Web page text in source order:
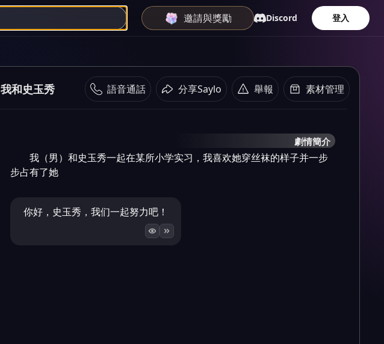
邀請與獎勵 Discord 登入
我和史玉秀 語音通話 分享Saylo 舉報 素材管理
劇情簡介
我（男）和史玉秀一起在某所小学实习，我喜欢她穿丝袜的样子并一步
步占有了她
你好，史玉秀，我们一起努力吧！